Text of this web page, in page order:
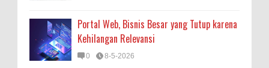
Portal Web, Bisnis Besar yang Tutup karena
Kehilangan Relevansi
0 8-5-2026